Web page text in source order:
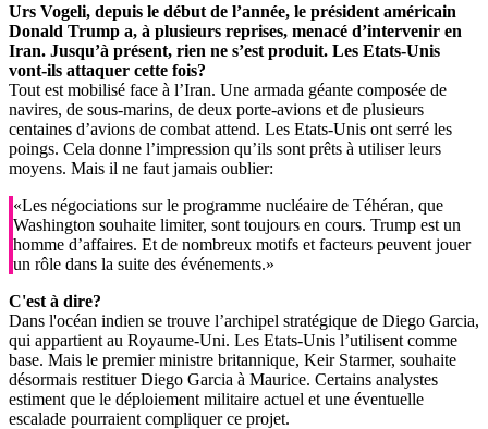
Urs Vogeli, depuis le début de l’année, le président américain
Donald Trump a, à plusieurs reprises, menacé d’intervenir en
Iran. Jusqu’à présent, rien ne s’est produit. Les Etats-Unis
vont-ils attaquer cette fois?
Tout est mobilisé face à l’Iran. Une armada géante composée de
navires, de sous-marins, de deux porte-avions et de plusieurs
centaines d’avions de combat attend. Les Etats-Unis ont serré les
poings. Cela donne l’impression qu’ils sont prêts à utiliser leurs
moyens. Mais il ne faut jamais oublier:
«Les négociations sur le programme nucléaire de Téhéran, que
Washington souhaite limiter, sont toujours en cours. Trump est un
homme d’affaires. Et de nombreux motifs et facteurs peuvent jouer
un rôle dans la suite des événements.»
C'est à dire?
Dans l'océan indien se trouve l’archipel stratégique de Diego Garcia,
qui appartient au Royaume-Uni. Les Etats-Unis l’utilisent comme
base. Mais le premier ministre britannique, Keir Starmer, souhaite
désormais restituer Diego Garcia à Maurice. Certains analystes
estiment que le déploiement militaire actuel et une éventuelle
escalade pourraient compliquer ce projet.